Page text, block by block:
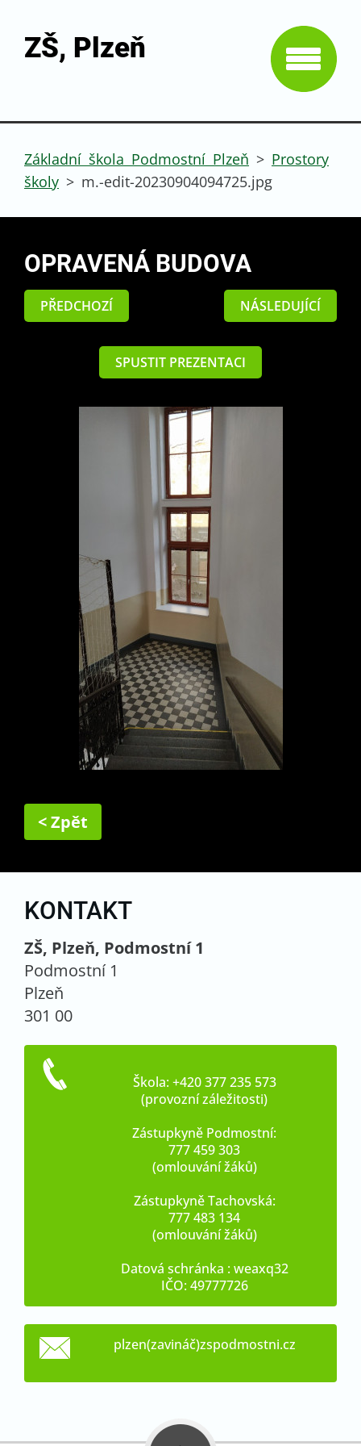
ZŠ, Plzeň
Základní škola Podmostní Plzeň > Prostory
školy > m.-edit-20230904094725.jpg
OPRAVENÁ BUDOVA
PŘEDCHOZÍ NÁSLEDUJÍCÍ
SPUSTIT PREZENTACI
< Zpět
KONTAKT
ZŠ, Plzeň, Podmostní 1
Podmostní 1
Plzeň
301 00
Škola: +420 377 235 573
(provozní záležitosti)
Zástupkyně Podmostní:
777 459 303
(omlouvání žáků)
Zástupkyně Tachovská:
777 483 134
(omlouvání žáků)
Datová schránka : weaxq32
IČO: 49777726
plzen(zavináč)zspodmostni.cz